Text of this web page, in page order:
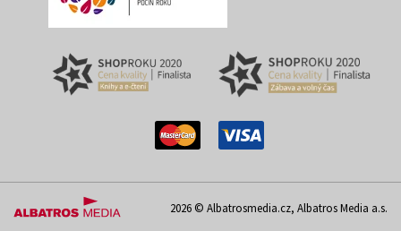
2026 © Albatrosmedia.cz, Albatros Media a.s.